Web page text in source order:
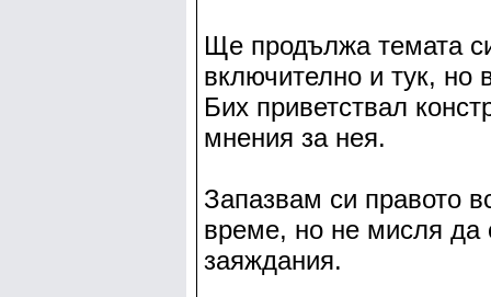
Ще продължа темата
включително и тук, но
Бих приветствал
мнения за нея.
Запазвам си правото
време, но не мисля
заяждания.